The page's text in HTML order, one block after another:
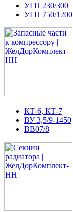
УГП 230/300
УГП 750/1200
КТ-6, КТ-7
ВУ 3,5/9-1450
ВВ07/8